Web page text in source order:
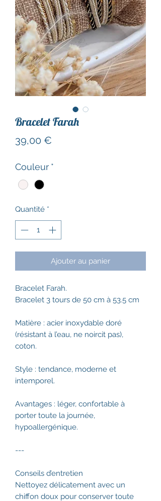
Bracelet Farah
39,00 €
Couleur *
Quantité *
Ajouter au panier
Bracelet Farah.
Bracelet 3 tours de 50 cm à 53.5 cm
Matière : acier inoxydable doré
(résistant à l’eau, ne noircit pas),
coton.
Style : tendance, moderne et
intemporel.
Avantages : léger, confortable à
porter toute la journée,
hypoallergénique.
---
Conseils d’entretien
Nettoyez délicatement avec un
chiffon doux pour conserver toute